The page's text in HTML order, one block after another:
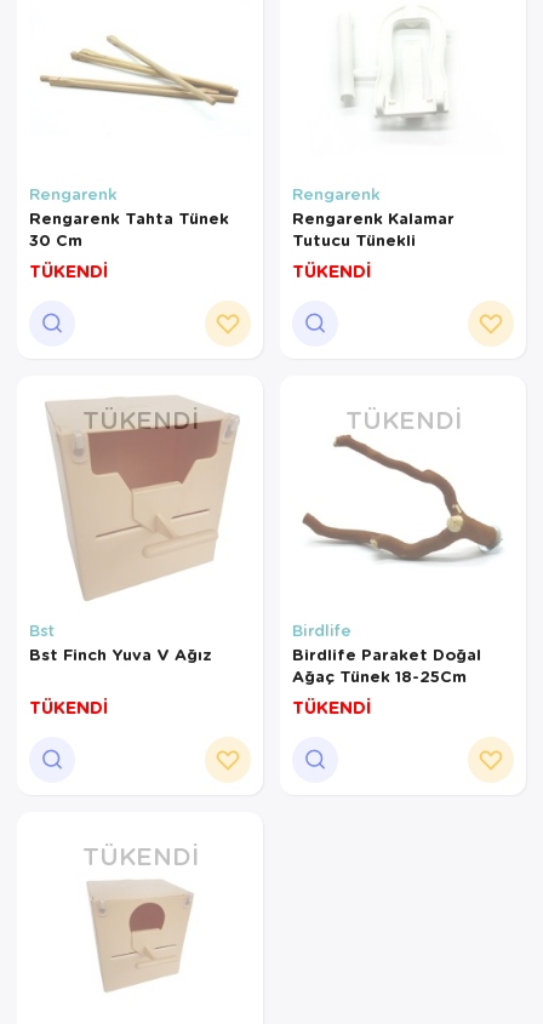
Rengarenk
Rengarenk Tahta Tünek
30 Cm
TÜKENDİ
Rengarenk
Rengarenk Kalamar
Tutucu Tünekli
TÜKENDİ
TÜKENDI
Bst
Bst Finch Yuva V Ağız
TÜKENDİ
TÜKENDI
Birdlife
Birdlife Paraket Doğal
Ağaç Tünek 18-25Cm
TÜKENDİ
TÜKENDI